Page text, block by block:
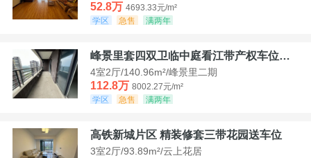
52.8万 4693.33元/m²
学区
急售 满两年
峰景里套四双卫临中庭看江带产权车位诚售
4室2厅/140.96m²/峰景里二期
112.8万 8002.27元/m²
学区
急售 满两年
高铁新城片区 精装修套三带花园送车位
3室2厅/93.89m²/云上花居